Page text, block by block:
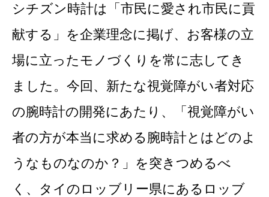
シチズン時計は「市民に愛され市民に貢
献する」を企業理念に掲げ、お客様の立
場に立ったモノづくりを常に志してき
ました。今回、新たな視覚障がい者対応
の腕時計の開発にあたり、「視覚障がい
者の方が本当に求める腕時計とはどのよ
うなものなのか？」を突きつめるべ
く、タイのロッブリー県にあるロッブ